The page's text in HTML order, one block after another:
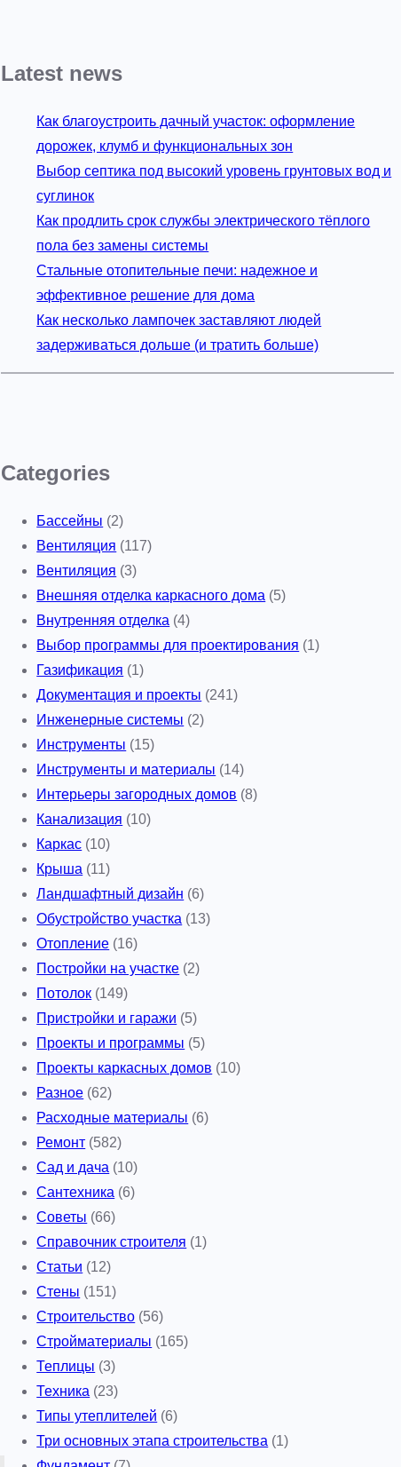
Latest news
Как благоустроить дачный участок: оформление
дорожек, клумб и функциональных зон
Выбор септика под высокий уровень грунтовых вод и
суглинок
Как продлить срок службы электрического тёплого
пола без замены системы
Стальные отопительные печи: надежное и
эффективное решение для дома
Как несколько лампочек заставляют людей
задерживаться дольше (и тратить больше)
Categories
Бассейны (2)
Вентиляция (117)
Вентиляция (3)
Внешняя отделка каркасного дома (5)
Внутренняя отделка (4)
Выбор программы для проектирования (1)
Газификация (1)
Документация и проекты (241)
Инженерные системы (2)
Инструменты (15)
Инструменты и материалы (14)
Интерьеры загородных домов (8)
Канализация (10)
Каркас (10)
Крыша (11)
Ландшафтный дизайн (6)
Обустройство участка (13)
Отопление (16)
Постройки на участке (2)
Потолок (149)
Пристройки и гаражи (5)
Проекты и программы (5)
Проекты каркасных домов (10)
Разное (62)
Расходные материалы (6)
Ремонт (582)
Сад и дача (10)
Сантехника (6)
Советы (66)
Справочник строителя (1)
Статьи (12)
Стены (151)
Строительство (56)
Стройматериалы (165)
Теплицы (3)
Техника (23)
Типы утеплителей (6)
Три основных этапа строительства (1)